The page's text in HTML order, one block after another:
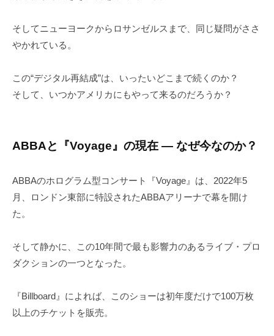
そしてニューヨークからロサンゼルスまで、同じ疑問がささ
やかれている。
この“デジタル再結成”は、いったいどこまで続くのか？
そして、いつかアメリカにもやって来るのだろうか？
ABBAと『Voyage』の現在 ― なぜ今なのか？
ABBAのホログラム型コンサート『Voyage』は、2022年5
月、ロンドン東部に特設されたABBAアリーナで幕を開け
た。
そして静かに、この10年間で最も影響力のあるライブ・プロ
ダクションの一つとなった。
『Billboard』によれば、このショーは初年度だけで100万枚
以上のチケットを販売。